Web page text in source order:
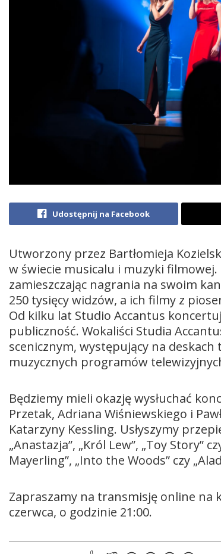
Udostępnij na Facebook
Utworzony przez Bartłomieja
w świecie musicalu i muzyki
zamieszczając nagrania na swoim
250 tysięcy widzów, a ich filmy z
Od kilku lat Studio Accantus
publiczność. Wokaliści Studia
scenicznym, występujący na
muzycznych programów
Będziemy mieli okazję wysłuchać
Przetak, Adriana Wiśniewskiego i
Katarzyny Kessling. Usłyszymy
„Anastazja”, „Król Lew”, „Toy Story”
Mayerling”, „Into the Woods” czy
Zapraszamy na transmisję online na
czerwca, o godzinie 21:00.